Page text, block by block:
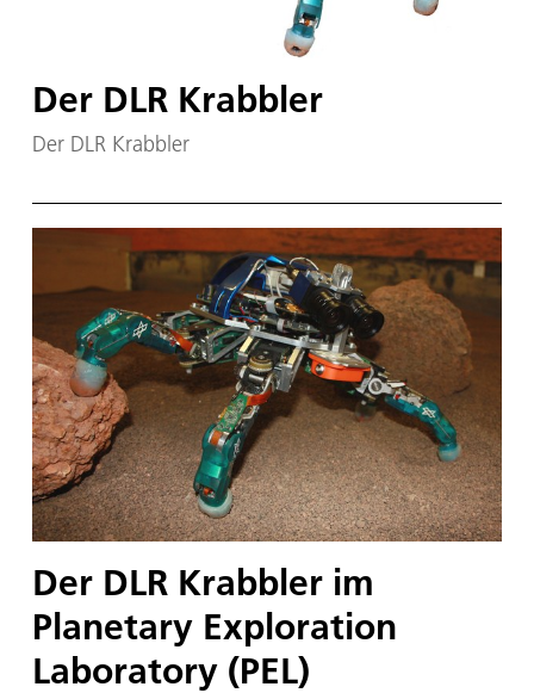
Der DLR Krabbler
Der DLR Krabbler
Der DLR Krabbler im
Planetary Exploration
Laboratory (PEL)